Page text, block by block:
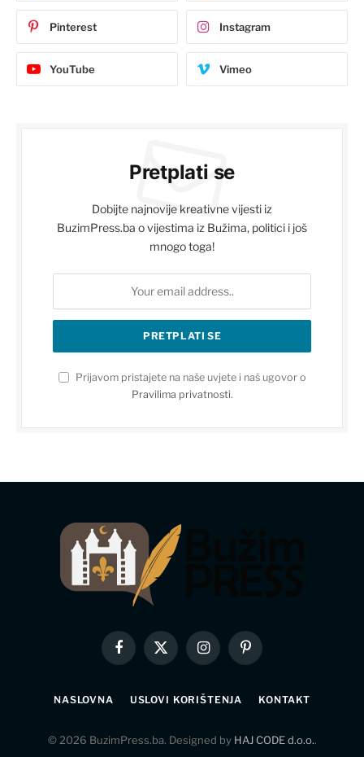
Pinterest Instagram
YouTube Vimeo
Pretplati se
Dobijte najnovije kreativne vijesti iz
BuzimPress.ba o vijestima iz Bužima, politici i još
mnogo toga!
Prijavom pristajete na naše uvjete i naš ugovor o
Pravilima privatnosti.
Facebook
X
(Twitter)
InstagramPinterest
NASLOVNA USLOVI KORIŠTENJA KONTAKT
© 2026 BuzimPress.ba. Designed by HAJ CODE d.o.o..